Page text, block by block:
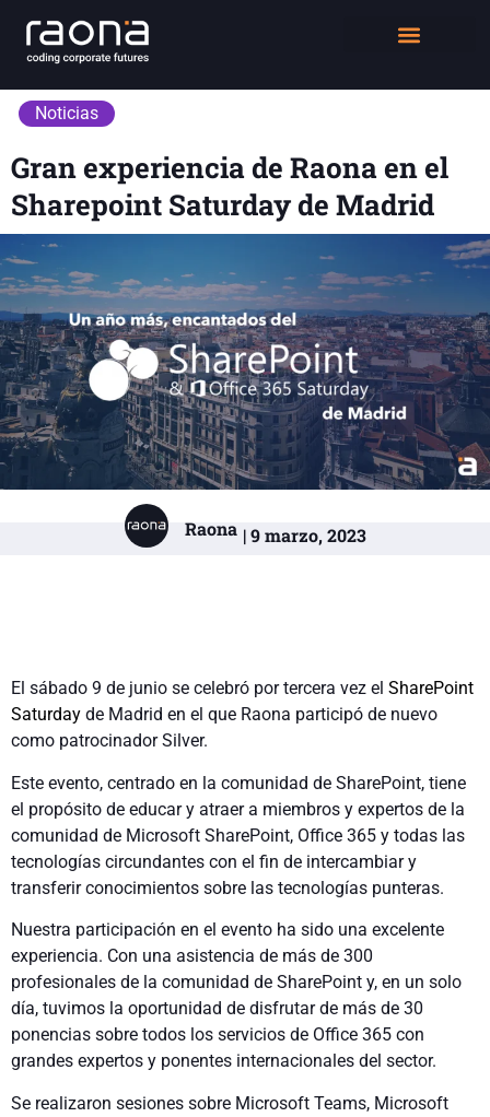
Noticias
Gran experiencia de Raona en el
Sharepoint Saturday de Madrid
Raona | 9 marzo, 2023
El sábado 9 de junio se celebró por tercera vez el SharePoint
Saturday de Madrid en el que Raona participó de nuevo
como patrocinador Silver.
Este evento, centrado en la comunidad de SharePoint, tiene
el propósito de educar y atraer a miembros y expertos de la
comunidad de Microsoft SharePoint, Office 365 y todas las
tecnologías circundantes con el fin de intercambiar y
transferir conocimientos sobre las tecnologías punteras.
Nuestra participación en el evento ha sido una excelente
experiencia. Con una asistencia de más de 300
profesionales de la comunidad de SharePoint y, en un solo
día, tuvimos la oportunidad de disfrutar de más de 30
ponencias sobre todos los servicios de Office 365 con
grandes expertos y ponentes internacionales del sector.
Se realizaron sesiones sobre Microsoft Teams, Microsoft